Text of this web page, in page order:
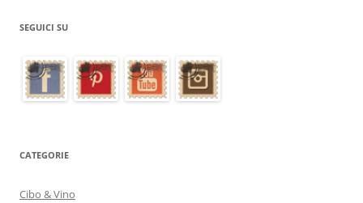
SEGUICI SU
CATEGORIE
Cibo & Vino